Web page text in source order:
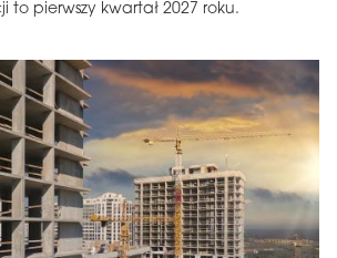
to pierwszy kwartał 2027 roku.